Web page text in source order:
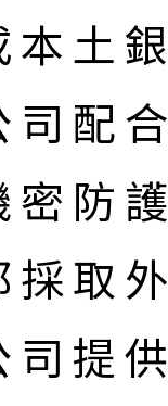
本土
司配
密防
採取
司提